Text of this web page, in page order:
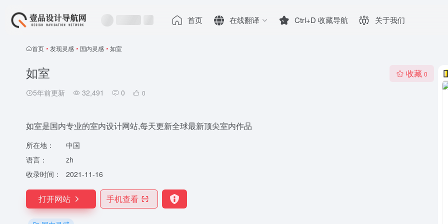
首页 在线翻译 Ctrl+D 收藏导航 关于我们
首页 • 发现灵感 • 国内灵感 • 如室
如室
5年前更新 32,491 0 0
收藏 0
如室是国内专业的室内设计网站,每天更新全球最新顶尖室内作品
所在地：
中国
语言：
zh
收录时间：
2021-11-16
打开网站 手机查看